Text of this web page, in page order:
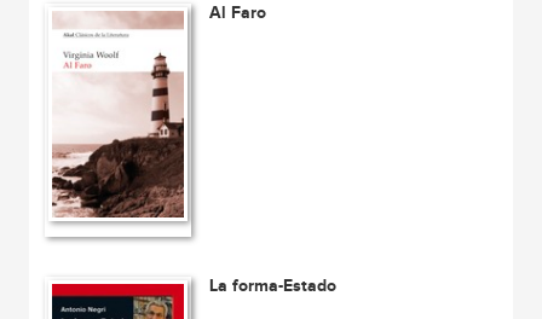
Al Faro
La forma-Estado